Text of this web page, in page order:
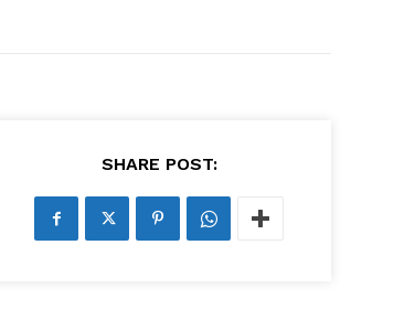
SHARE POST: